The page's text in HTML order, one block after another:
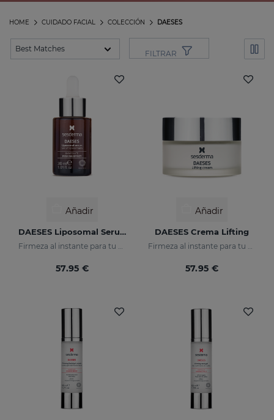
DAESES
COLECCIÓN
CUIDADO FACIAL
HOME
FILTRAR
Añadir
DAESES Liposomal Serum
Firmeza al instante para tu piel
57.95 €
Añadir
DAESES Crema Lifting
Firmeza al instante para tu piel
57.95 €